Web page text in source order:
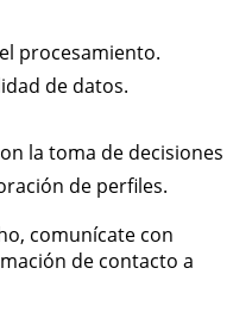
procesamiento.
de datos.
la toma de decisiones
de perfiles.
comunícate con
de contacto a